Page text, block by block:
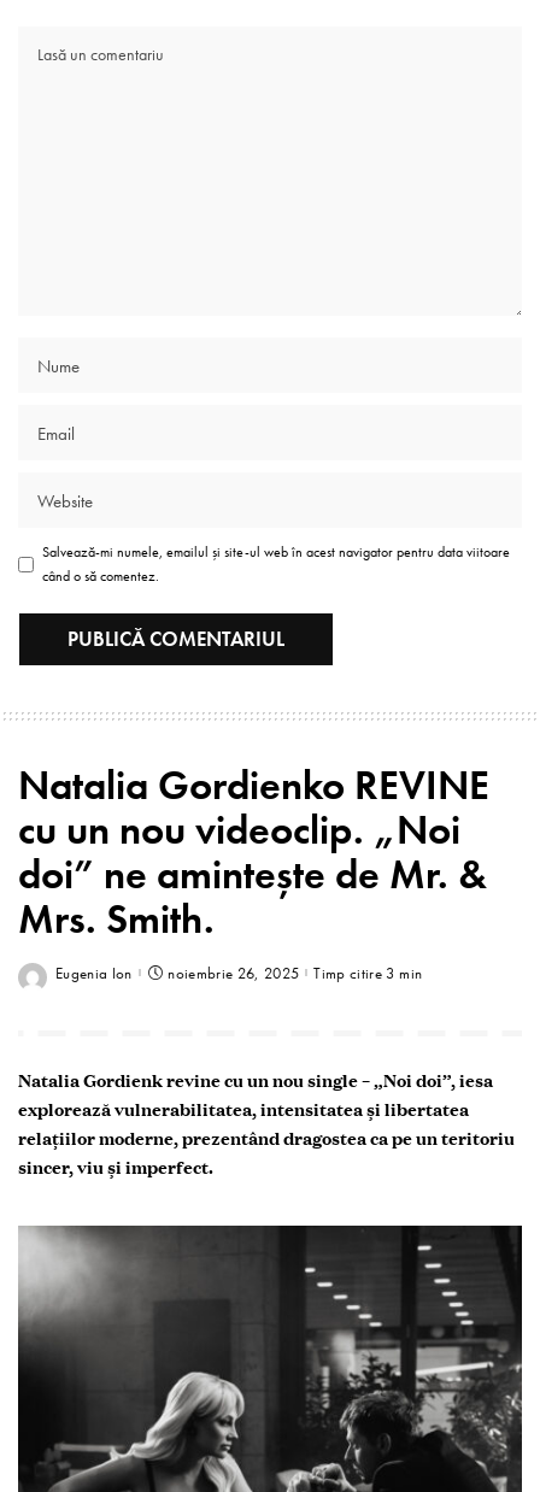
Salvează-mi numele, emailul și site-ul web în acest navigator pentru data viitoare
când o să comentez.
Natalia Gordienko REVINE
cu un nou videoclip. „Noi
doi” ne amintește de Mr. &
Mrs. Smith.
Eugenia Ion noiembrie 26, 2025 Timp citire 3 min
Natalia Gordienk revine cu un nou single – „Noi doi”, iesa
explorează vulnerabilitatea, intensitatea și libertatea
relațiilor moderne, prezentând dragostea ca pe un teritoriu
sincer, viu și imperfect.